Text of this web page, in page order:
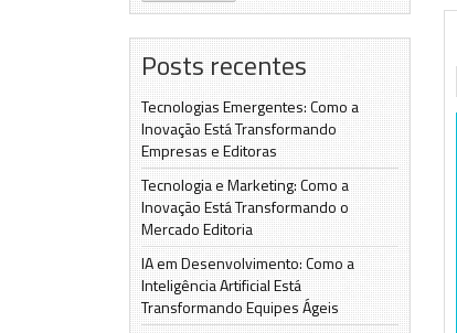
Posts recentes
Tecnologias Emergentes: Como a
Inovação Está Transformando
Empresas e Editoras
Tecnologia e Marketing: Como a
Inovação Está Transformando o
Mercado Editoria
IA em Desenvolvimento: Como a
Inteligência Artificial Está
Transformando Equipes Ágeis